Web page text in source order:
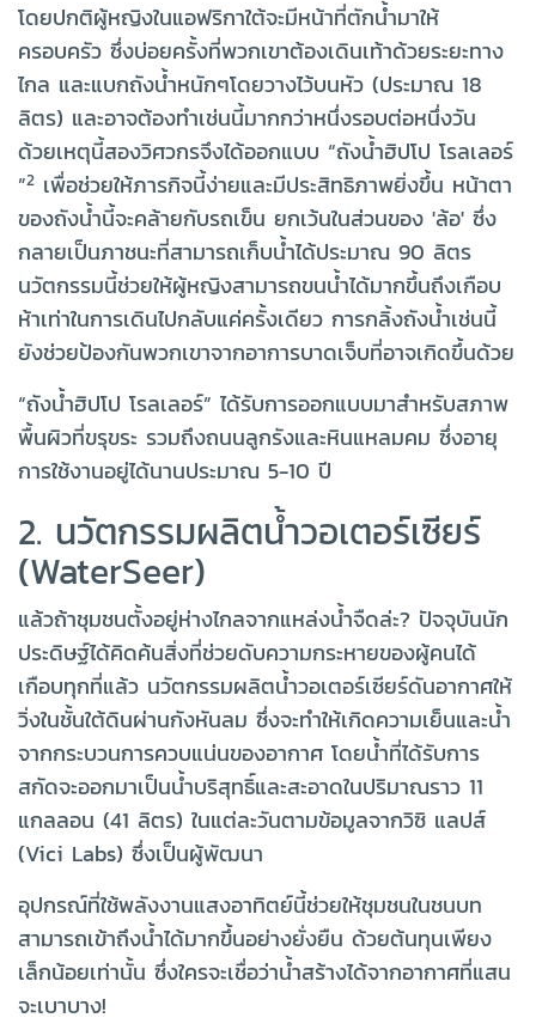
โดยปกติผู้หญิงในแอฟริกาใต้จะมีหน้าที่ตักน้ำมาให้
ครอบครัว ซึ่งบ่อยครั้งที่พวกเขาต้องเดินเท้าด้วยระยะทาง
ไกล และแบกถังน้ำหนักๆโดยวางไว้บนหัว (ประมาณ 18
ลิตร) และอาจต้องทำเช่นนี้มากกว่าหนึ่งรอบต่อหนึ่งวัน
ด้วยเหตุนี้สองวิศวกรจึงได้ออกแบบ “ถังน้ำฮิปโป โรลเลอร์
”2 เพื่อช่วยให้ภารกิจนี้ง่ายและมีประสิทธิภาพยิ่งขึ้น หน้าตา
ของถังน้ำนี้จะคล้ายกับรถเข็น ยกเว้นในส่วนของ 'ล้อ' ซึ่ง
กลายเป็นภาชนะที่สามารถเก็บน้ำได้ประมาณ 90 ลิตร
นวัตกรรมนี้ช่วยให้ผู้หญิงสามารถขนน้ำได้มากขึ้นถึงเกือบ
ห้าเท่าในการเดินไปกลับแค่ครั้งเดียว การกลิ้งถังน้ำเช่นนี้
ยังช่วยป้องกันพวกเขาจากอาการบาดเจ็บที่อาจเกิดขึ้นด้วย
“ถังน้ำฮิปโป โรลเลอร์” ได้รับการออกแบบมาสำหรับสภาพ
พื้นผิวที่ขรุขระ รวมถึงถนนลูกรังและหินแหลมคม ซึ่งอายุ
การใช้งานอยู่ได้นานประมาณ 5-10 ปี
2. นวัตกรรมผลิตน้ำวอเตอร์เซียร์
(WaterSeer)
แล้วถ้าชุมชนตั้งอยู่ห่างไกลจากแหล่งน้ำจืดล่ะ? ปัจจุบันนัก
ประดิษฐ์ได้คิดค้นสิ่งที่ช่วยดับความกระหายของผู้คนได้
เกือบทุกที่แล้ว นวัตกรรมผลิตน้ำวอเตอร์เซียร์ดันอากาศให้
วิ่งในชั้นใต้ดินผ่านกังหันลม ซึ่งจะทำให้เกิดความเย็นและน้ำ
จากกระบวนการควบแน่นของอากาศ โดยน้ำที่ได้รับการ
สกัดจะออกมาเป็นน้ำบริสุทธิ์และสะอาดในปริมาณราว 11
แกลลอน (41 ลิตร) ในแต่ละวันตามข้อมูลจากวิซิ แลปส์
(Vici Labs) ซึ่งเป็นผู้พัฒนา
อุปกรณ์ที่ใช้พลังงานแสงอาทิตย์นี้ช่วยให้ชุมชนในชนบท
สามารถเข้าถึงน้ำได้มากขึ้นอย่างยั่งยืน ด้วยต้นทุนเพียง
เล็กน้อยเท่านั้น ซึ่งใครจะเชื่อว่าน้ำสร้างได้จากอากาศที่แสน
จะเบาบาง!